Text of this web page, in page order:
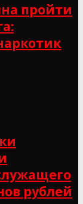
пройти
рублей